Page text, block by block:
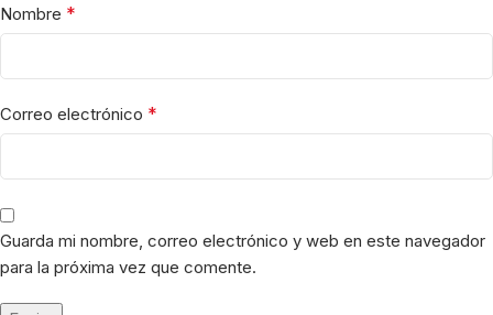
Nombre *
Correo electrónico *
Guarda mi nombre, correo electrónico y web en este navegador
para la próxima vez que comente.